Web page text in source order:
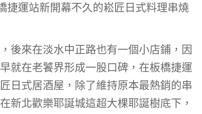
捷運站新開幕不久的崧匠日式料理串燒
後來在淡水中正路也有一個小店鋪，因
就在老饕界形成一股口碑，在板橋捷運
日式居酒屋，除了維持原本最熱銷的串
新北歡樂耶誕城這超大棵耶誕樹底下，